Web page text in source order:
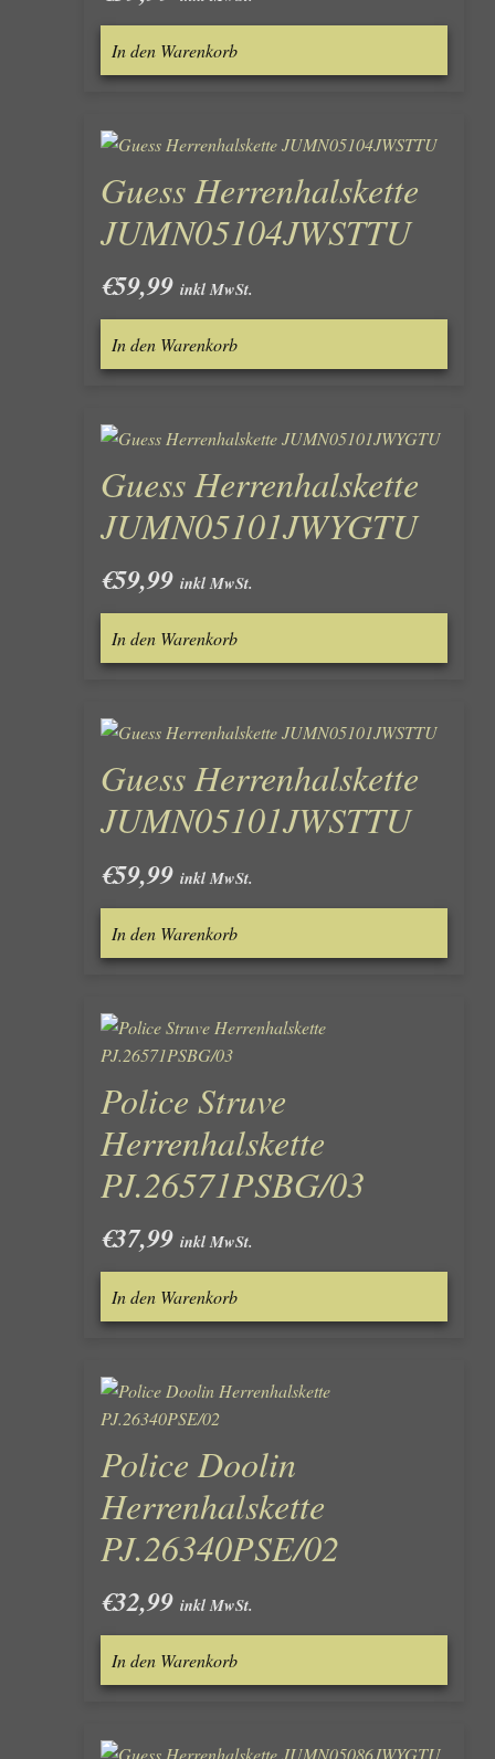
In den Warenkorb
Guess Herrenhalskette
JUMN05104JWSTTU
€59,99 inkl MwSt.
In den Warenkorb
Guess Herrenhalskette
JUMN05101JWYGTU
€59,99 inkl MwSt.
In den Warenkorb
Guess Herrenhalskette
JUMN05101JWSTTU
€59,99 inkl MwSt.
In den Warenkorb
Police Struve
Herrenhalskette
PJ.26571PSBG/03
€37,99 inkl MwSt.
In den Warenkorb
Police Doolin
Herrenhalskette
PJ.26340PSE/02
€32,99 inkl MwSt.
In den Warenkorb